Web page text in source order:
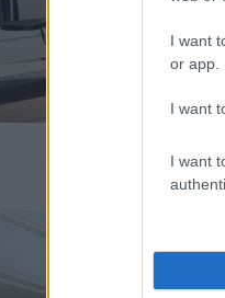
I want
or app.
I want
I want